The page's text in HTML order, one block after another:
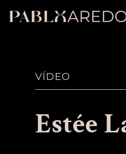
VÍDEO
Estée